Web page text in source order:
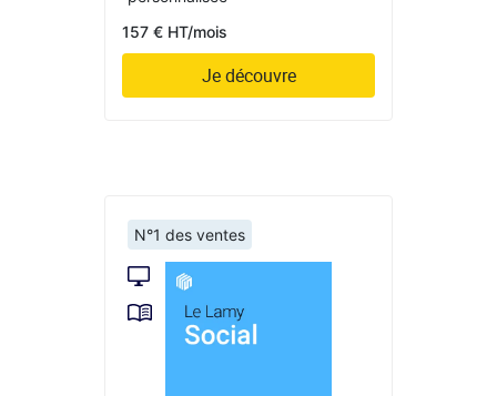
157 € HT/mois
Je découvre
N°1 des ventes